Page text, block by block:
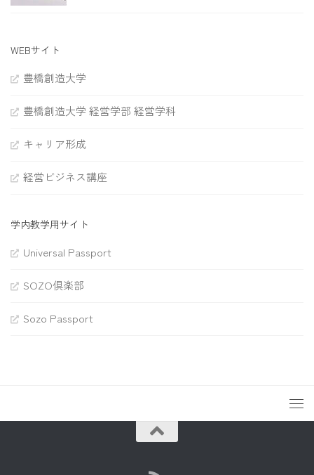
WEBサイト
豊橋創造大学
豊橋創造大学 経営学部 経営学科
キャリア形成
経営ビジネス講座
学内教学用サイト
Universal Passport
SOZO倶楽部
Sozo Passport